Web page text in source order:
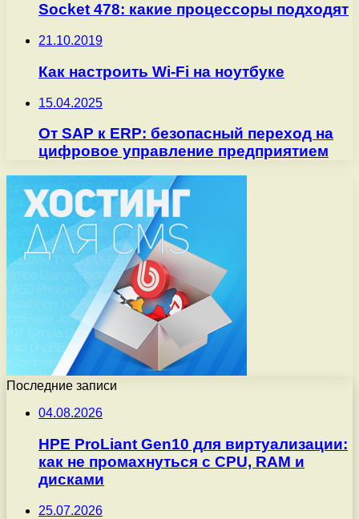
Socket 478: какие процессоры подходят
21.10.2019
Как настроить Wi-Fi на ноутбуке
15.04.2025
От SAP к ERP: безопасный переход на
цифровое управление предприятием
Последние записи
04.08.2026
HPE ProLiant Gen10 для виртуализации:
как не промахнуться с CPU, RAM и
дисками
25.07.2026